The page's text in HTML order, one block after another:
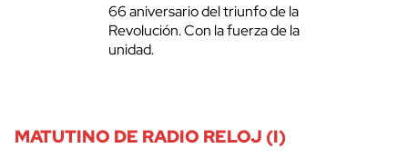
66 aniversario del triunfo de la
Revolución. Con la fuerza de la
unidad.
MATUTINO DE RADIO RELOJ (I)